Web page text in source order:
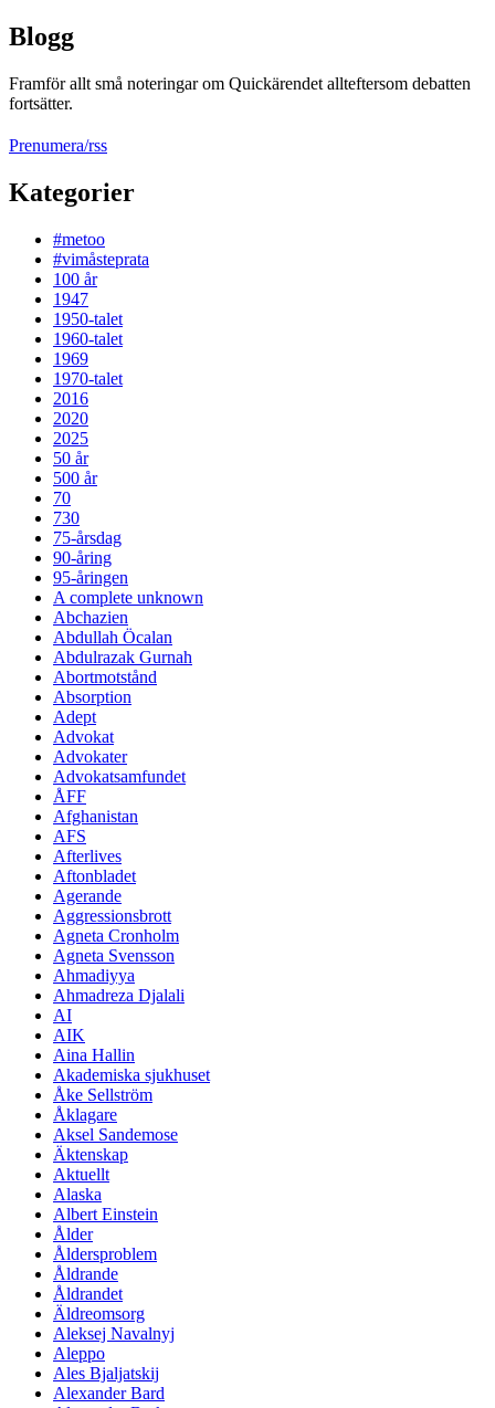
Blogg
Framför allt små noteringar om Quickärendet allteftersom debatten
fortsätter.
Prenumera/rss
Kategorier
#metoo
#vimåsteprata
100 år
1947
1950-talet
1960-talet
1969
1970-talet
2016
2020
2025
50 år
500 år
70
730
75-årsdag
90-åring
95-åringen
A complete unknown
Abchazien
Abdullah Öcalan
Abdulrazak Gurnah
Abortmotstånd
Absorption
Adept
Advokat
Advokater
Advokatsamfundet
ÅFF
Afghanistan
AFS
Afterlives
Aftonbladet
Agerande
Aggressionsbrott
Agneta Cronholm
Agneta Svensson
Ahmadiyya
Ahmadreza Djalali
AI
AIK
Aina Hallin
Akademiska sjukhuset
Åke Sellström
Åklagare
Aksel Sandemose
Äktenskap
Aktuellt
Alaska
Albert Einstein
Ålder
Åldersproblem
Åldrande
Åldrandet
Äldreomsorg
Aleksej Navalnyj
Aleppo
Ales Bjaljatskij
Alexander Bard